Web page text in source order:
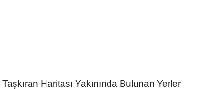
Taşkıran Haritası Yakınında Bulunan Yerler